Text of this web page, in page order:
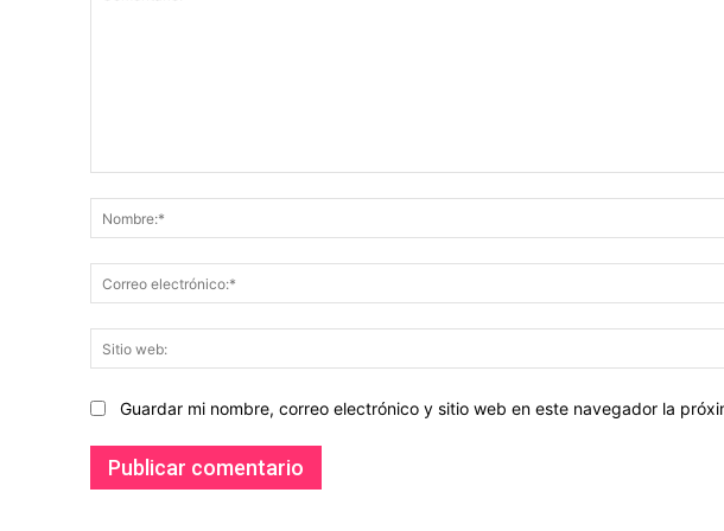
Guardar mi nombre, correo electrónico y sitio web en este navegador la